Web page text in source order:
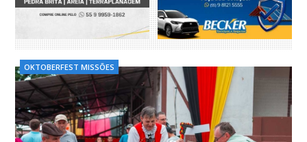
OKTOBERFEST MISSÕES